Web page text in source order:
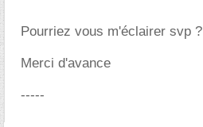
Pourriez vous m'éclairer svp ?
Merci d'avance
-----